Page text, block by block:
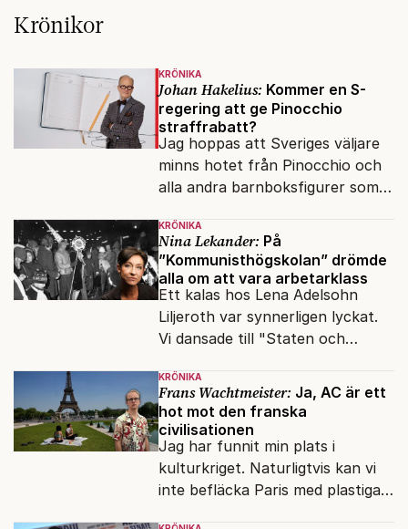
Krönikor
KRÖNIKA
Johan Hakelius: Kommer en S-
regering att ge Pinocchio
straffrabatt?
Jag hoppas att Sveriges väljare
minns hotet från Pinocchio och
alla andra barnboksfigurer som
upphovsrätt.
KRÖNIKA
Nina Lekander: På
”Kommunisthögskolan” drömde
alla om att vara arbetarklass
Ett kalas hos Lena Adelsohn
Liljeroth var synnerligen lyckat.
Vi dansade till "Staten och
KRÖNIKA
Frans Wachtmeister: Ja, AC är ett
hot mot den franska
civilisationen
Jag har funnit min plats i
kulturkriget. Naturligtvis kan vi
inte befläcka Paris med plastiga